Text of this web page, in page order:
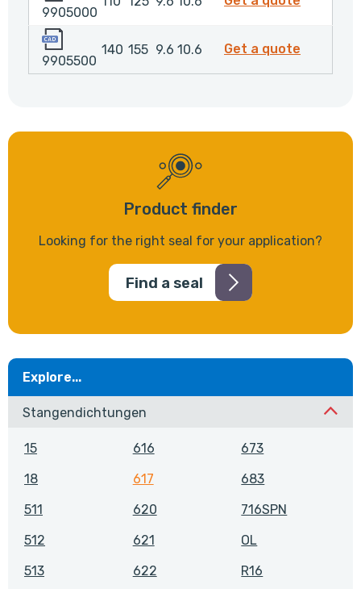
9905000
9905500
140 155 9.6 10.6 Get a quote
Product finder
Looking for the right seal for your application?
Find a seal
Explore...
Stangendichtungen
15
18
511
512
513
616
617
620
621
622
673
683
716SPN
OL
R16